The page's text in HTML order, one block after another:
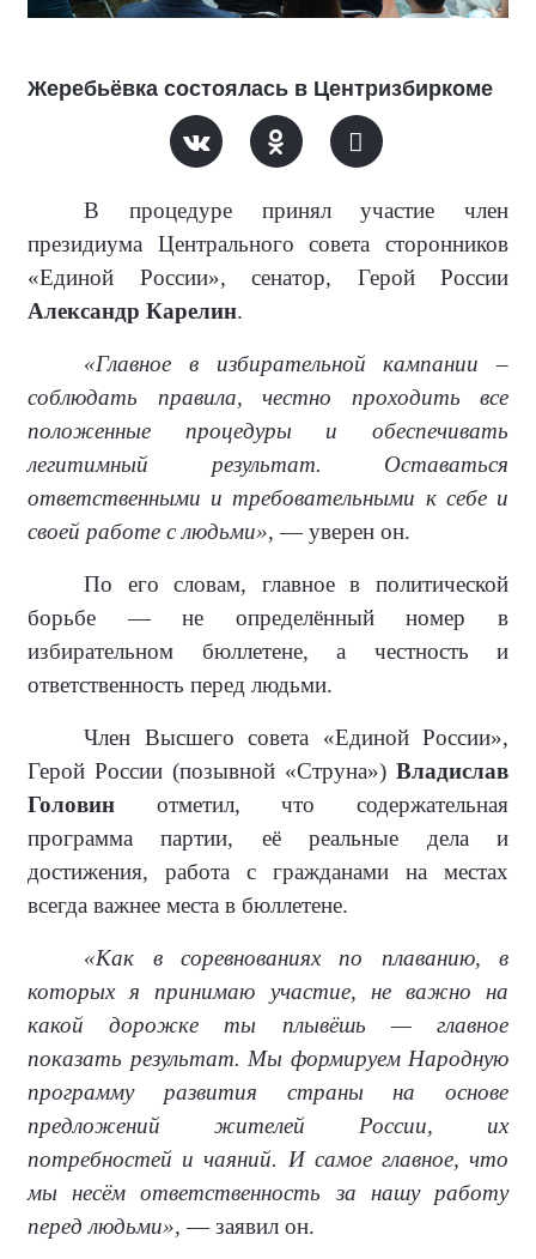
Жеребьёвка состоялась в Центризбиркоме
В процедуре принял участие член
президиума Центрального совета сторонников
«Единой России», сенатор, Герой России
Александр Карелин.
«Главное в избирательной кампании –
соблюдать правила, честно проходить все
положенные процедуры и обеспечивать
легитимный результат. Оставаться
ответственными и требовательными к себе и
своей работе с людьми», — уверен он.
По его словам, главное в политической
борьбе — не определённый номер в
избирательном бюллетене, а честность и
ответственность перед людьми.
Член Высшего совета «Единой России»,
Герой России (позывной «Струна») Владислав
Головин отметил, что содержательная
программа партии, её реальные дела и
достижения, работа с гражданами на местах
всегда важнее места в бюллетене.
«Как в соревнованиях по плаванию, в
которых я принимаю участие, не важно на
какой дорожке ты плывёшь — главное
показать результат. Мы формируем Народную
программу развития страны на основе
предложений жителей России, их
потребностей и чаяний. И самое главное, что
мы несём ответственность за нашу работу
перед людьми», — заявил он.